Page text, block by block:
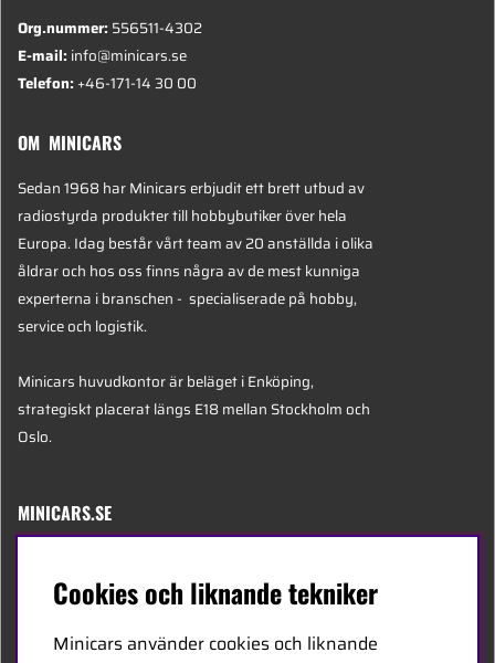
Org.nummer:556511-4302
E-mail:info@minicars.se
Telefon:+46-171-14 30 00
OM MINICARS
Sedan 1968 har Minicars erbjudit ett brett utbud av
radiostyrda produkter till hobbybutiker över hela
Europa. Idag består vårt team av 20 anställda i olika
åldrar och hos oss finns några av de mest kunniga
experterna i branschen - specialiserade på hobby,
service och logistik.
Minicars huvudkontor är beläget i Enköping,
strategiskt placerat längs E18 mellan Stockholm och
Oslo.
MINICARS.SE
Cookies och liknande tekniker
Minicars använder cookies och liknande